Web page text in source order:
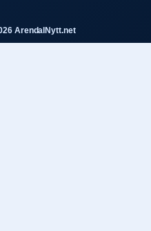
ArendalNytt.net